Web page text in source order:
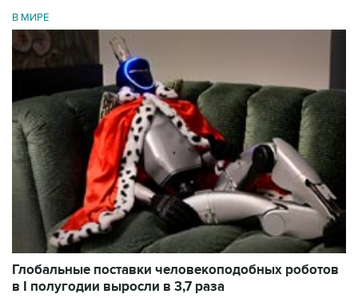
В МИРЕ
Глобальные поставки человекоподобных роботов
в I полугодии выросли в 3,7 раза